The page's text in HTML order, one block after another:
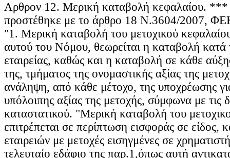
Αρθρον 12. Μερική καταβολή κεφαλαίου. ***
προστέθηκε με το άρθρο 18 Ν.3604/2007,
"1. Μερική καταβολή του μετοχικού
αυτού του Νόμου, θεωρείται η καταβολή κατά
εταιρείας, καθώς και η καταβολή σε κάθε
της, τμήματος της ονομαστικής αξίας της
ανάληψη, από κάθε μέτοχο, της υποχρέωσης
υπόλοιπης αξίας της μετοχής, σύμφωνα με τις
καταστατικού. "Μερική καταβολή του
επιτρέπεται σε περίπτωση εισφοράς σε είδος,
εταιρειών με μετοχές εισηγμένες σε
τελευταίο εδάφιο της παρ.1,όπως αυτή